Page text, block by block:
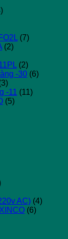
(7)
(2)
(2)
-30 (6)
-11 (11)
(5)
AC) (4)
(6)